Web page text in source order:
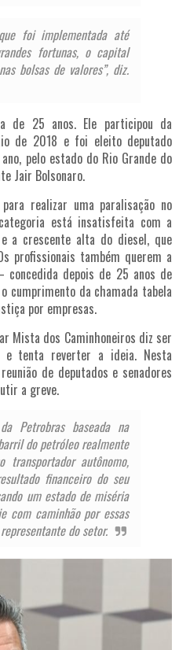
foi implementada até
fortunas, o capital
bolsas de valores”, diz.
de 25 anos. Ele participou da
de 2018 e foi eleito deputado
pelo estado do Rio Grande do
Jair Bolsonaro.
realizar uma paralisação no
está insatisfeita com a
a crescente alta do diesel, que
profissionais também querem a
concedida depois de 25 anos de
cumprimento da chamada tabela
por empresas.
Mista dos Caminhoneiros diz ser
e tenta reverter a ideia. Nesta
de deputados e senadores
a greve.
Petrobras baseada na
do petróleo realmente
transportador autônomo,
financeiro do seu
um estado de miséria
com caminhão por essas
do setor.